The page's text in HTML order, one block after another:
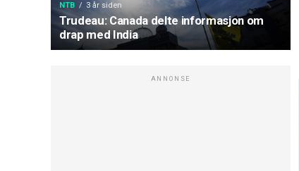
NTB 3 år siden
Trudeau: Canada delte informasjon om
drap med India
ANNONSE